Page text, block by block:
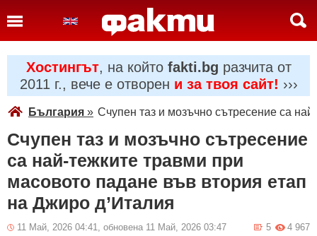
Хостингът, на който fakti.bg разчита от
2011 г., вече е отворен и за твоя сайт! ›››
България » Счупен таз и мозъчно сътресение са
Счупен таз и мозъчно сътресение
са най-тежките травми при
масовото падане във втория етап
на Джиро д’Италия
11 Май, 2026 04:41, обновена 11 Май, 2026 03:47 4 967
5